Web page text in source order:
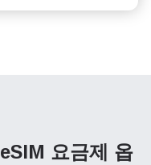
eSIM 요금제 옵